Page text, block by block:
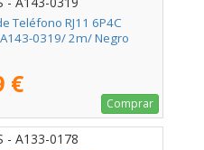
Teléfono RJ11 6P4C
0319/ 2m/ Negro
€
Comprar
- A133-0178